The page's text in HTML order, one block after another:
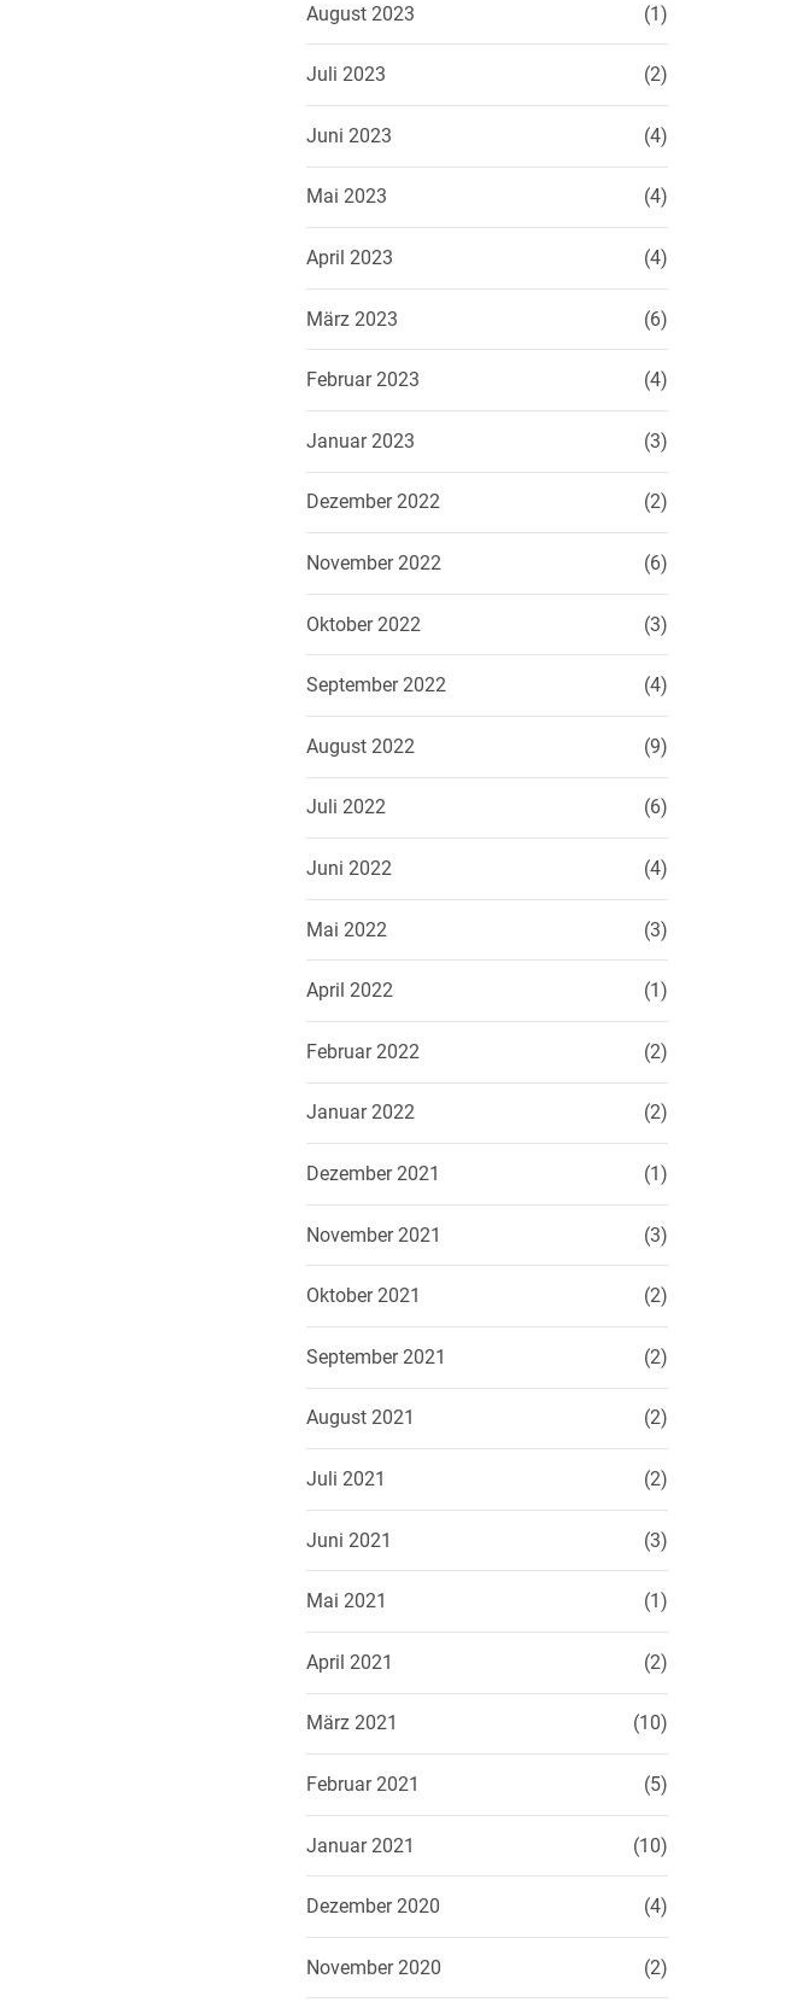
August 2023 (1)
Juli 2023 (2)
Juni 2023 (4)
Mai 2023 (4)
April 2023 (4)
März 2023 (6)
Februar 2023 (4)
Januar 2023 (3)
Dezember 2022 (2)
November 2022 (6)
Oktober 2022 (3)
September 2022 (4)
August 2022 (9)
Juli 2022 (6)
Juni 2022 (4)
Mai 2022 (3)
April 2022 (1)
Februar 2022 (2)
Januar 2022 (2)
Dezember 2021 (1)
November 2021 (3)
Oktober 2021 (2)
September 2021 (2)
August 2021 (2)
Juli 2021 (2)
Juni 2021 (3)
Mai 2021 (1)
April 2021 (2)
März 2021 (10)
Februar 2021 (5)
Januar 2021 (10)
Dezember 2020 (4)
November 2020 (2)